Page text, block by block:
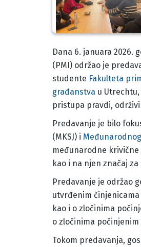
Body
Dana 6. januara 2026.
(PMI) održao je
studente Fakulteta
građanstva u
pristupa pravdi,
Predavanje je bilo
(MKSJ) i
međunarodne
kao i na njen značaj
Predavanje je održao
utvrđenim
kao i o zločinima
o zločinima
Tokom predavanja,